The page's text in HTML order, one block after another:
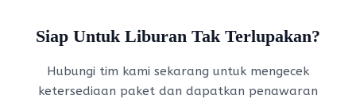
Siap Untuk Liburan Tak Terlupakan?
Hubungi tim kami sekarang untuk mengecek
ketersediaan paket dan dapatkan penawaran